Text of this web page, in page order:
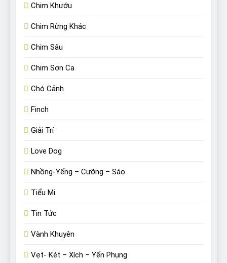
Chim Khướu
Chim Rừng Khác
Chim Sâu
Chim Sơn Ca
Chó Cảnh
Finch
Giải Trí
Love Dog
Nhồng-Yểng – Cưỡng – Sáo
Tiểu Mi
Tin Tức
Vành Khuyên
Vẹt- Két – Xích – Yến Phụng